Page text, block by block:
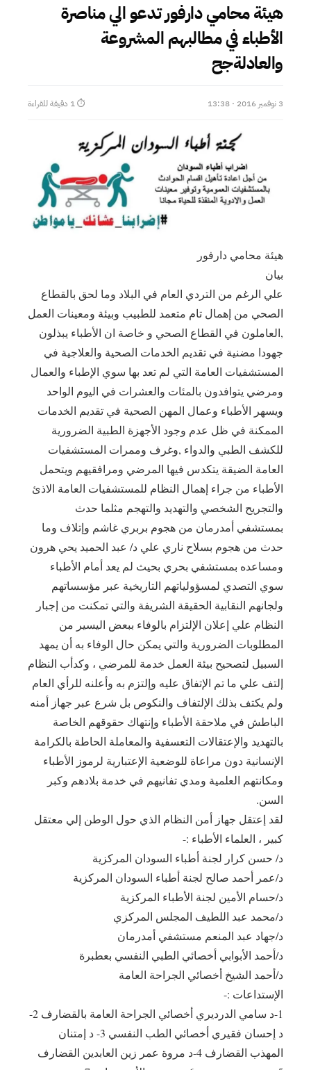
هيئة محامي دارفور تدعو الي مناصرة
الأطباء في مطالبهم المشروعة
والعادلةجح
3 نوفمبر 2016 · 13:38 ⏱ 1 دقيقة للقراءة
هيئة محامي دارفور
بيان
علي الرغم من التردي العام في البلاد وما لحق بالقطاع
الصحي من إهمال تام متعمد للطبيب وبيئة ومعينات العمل
,العاملون في القطاع الصحي و خاصة ان الأطباء يبذلون
جهودا مضنية في تقديم الخدمات الصحية والعلاجية في
المستشفيات العامة التي لم تعد بها سوي الإطباء والعمال
ومرضي يتوافدون بالمئات والعشرات في اليوم الواحد
ويسهر الأطباء وعمال المهن الصحية في تقديم الخدمات
الممكنة في ظل عدم وجود الأجهزة الطبية الضرورية
للكشف الطبي والدواء ,وغرف وممرات المستشفيات
العامة الضيقة يتكدس فيها المرضي ومرافقيهم ويتحمل
الأطباء من جراء إهمال النظام للمستشفيات العامة الاذئ
والتجريح الشخصي والتهديد والتهجم مثلما حدث
بمستشفي أمدرمان من هجوم بربري غاشم وإتلاف وما
حدث من هجوم بسلاح ناري علي د/ عبد الحميد يحي هرون
ومساعده بمستشفي بحري بحيث لم يعد أمام الأطباء
سوي التصدي لمسؤولياتهم التاريخية عبر مؤسساتهم
ولجانهم النقابية الحقيقة الشريفة والتي تمكنت من إجبار
النظام علي إعلان الإلتزام بالوفاء ببعض اليسير من
المطلوبات الضرورية والتي يمكن حال الوفاء به أن يمهد
السبيل لتصحيح بيئة العمل خدمة للمرضي ، وكدأب النظام
إلتف علي ما تم الإتفاق عليه وإلتزم به وأعلنه للرأي العام
ولم يكتف بذلك الإلتفاف والنكوص بل شرع عبر جهاز أمنه
الباطش في ملاحقة الأطباء وإنتهاك حقوقهم الخاصة
بالتهديد والإعتقالات التعسفية والمعاملة الحاطة بالكرامة
الإنسانية دون مراعاة للوضعية الإعتبارية لرموز الأطباء
ومكانتهم العلمية ومدي تفانيهم في خدمة بلادهم وكبر
السن.
لقد إعتقل جهاز أمن النظام الذي حول الوطن إلي معتقل
كبير ، العلماء الأطباء :-
د/ حسن كرار لجنة أطباء السودان المركزية
د/عمر أحمد صالح لجنة أطباء السودان المركزية
د/حسام الأمين لجنة الأطباء المركزية
د/محمد عبد اللطيف المجلس المركزي
د/جهاد عبد المنعم مستشفي أمدرمان
د/أحمد الأبوابي أخصائي الطبي النفسي بعطبرة
د/أحمد الشيخ أخصائي الجراحة العامة
الإستداعات :-
1-د سامي الدرديري أخصائي الجراحة العامة بالقضارف 2-
د إحسان فقيري أخصائي الطب النفسي 3- د إمتنان
المهذب القضارف 4-د مروة عمر زين العابدين القضارف